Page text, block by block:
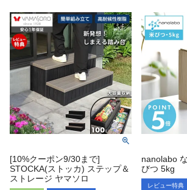
[10%クーポン9/30まで]
STOCKA(ストッカ) ステップ＆
ストレージ ヤマソロ
nanolabo
びつ 5kg
レビュー特典